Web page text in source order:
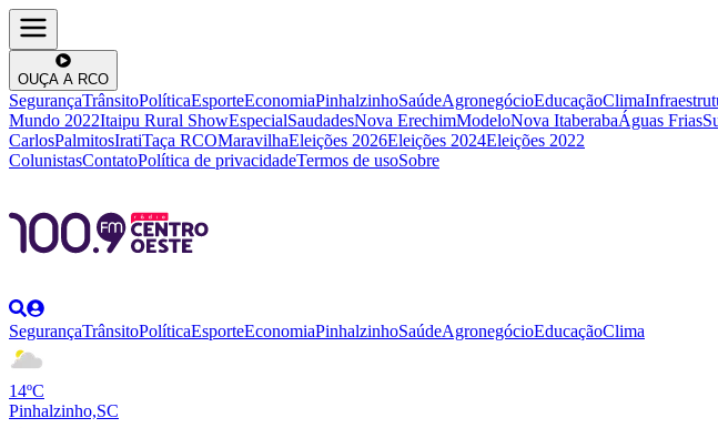
OUÇA A RCO
SegurançaTrânsitoPolíticaEsporteEconomiaPinhalzinhoSaúdeAgronegócioEducaçãoClima
Mundo 2022Itaipu Rural ShowEspecialSaudadesNova ErechimModeloNova ItaberabaÁguas Frias
CarlosPalmitosIratiTaça RCOMaravilhaEleições 2026Eleições 2024Eleições 2022
ColunistasContatoPolítica de privacidadeTermos de usoSobre
SegurançaTrânsitoPolíticaEsporteEconomiaPinhalzinhoSaúdeAgronegócioEducaçãoClima
14ºC
Pinhalzinho,SC